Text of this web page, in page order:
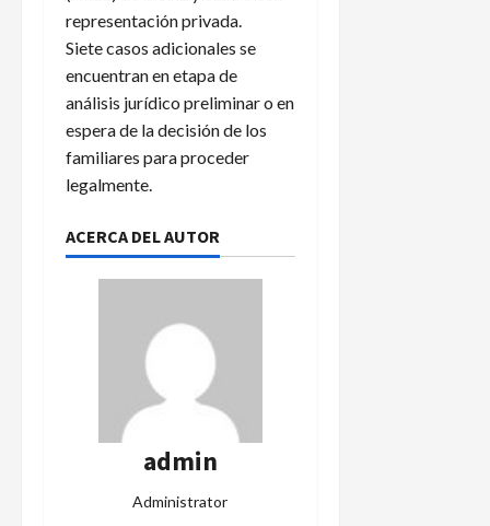
representación privada.
Siete casos adicionales se
encuentran en etapa de
análisis jurídico preliminar o en
espera de la decisión de los
familiares para proceder
legalmente.
ACERCA DEL AUTOR
admin
Administrator